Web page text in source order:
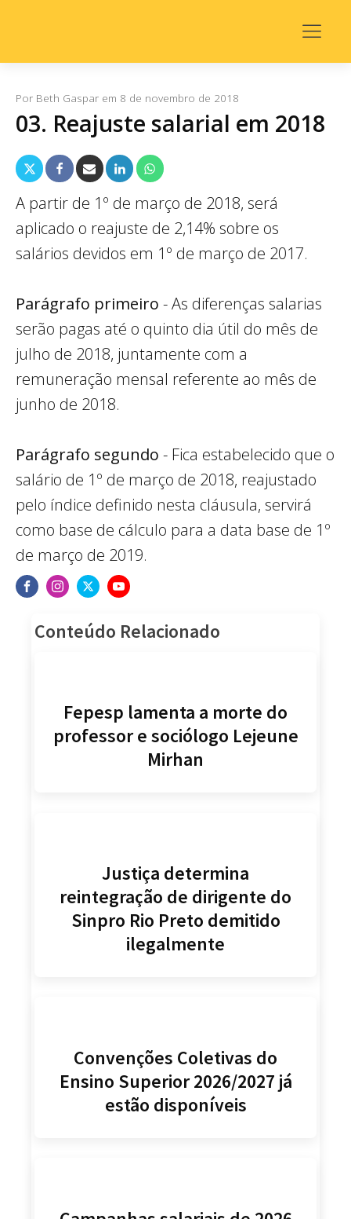
Por Beth Gaspar em 8 de novembro de 2018
03. Reajuste salarial em 2018
A partir de 1º de março de 2018, será
aplicado o reajuste de 2,14% sobre os
salários devidos em 1º de março de 2017.
Parágrafo primeiro - As diferenças salarias
serão pagas até o quinto dia útil do mês de
julho de 2018, juntamente com a
remuneração mensal referente ao mês de
junho de 2018.
Parágrafo segundo - Fica estabelecido que o
salário de 1º de março de 2018, reajustado
pelo índice definido nesta cláusula, servirá
como base de cálculo para a data base de 1º
de março de 2019.
Conteúdo Relacionado
Fepesp lamenta a morte do
professor e sociólogo Lejeune
Mirhan
Justiça determina
reintegração de dirigente do
Sinpro Rio Preto demitido
ilegalmente
Convenções Coletivas do
Ensino Superior 2026/2027 já
estão disponíveis